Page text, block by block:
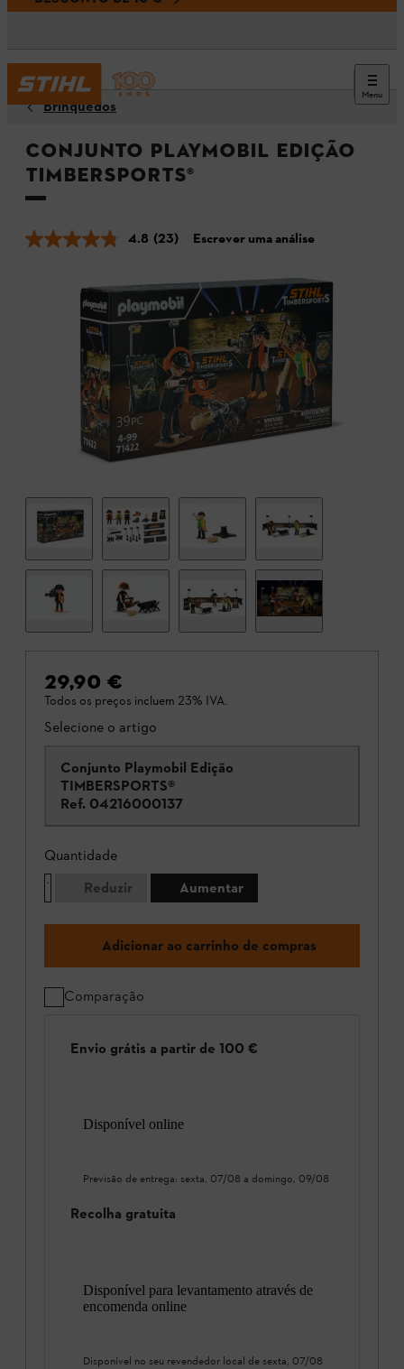
Menu
Brinquedos
Conjunto Playmobil Edição
TIMBERSPORTS®
4.8 (23) Escrever uma análise
29,90 €
Todos os preços incluem 23% IVA.
Selecione o artigo
Conjunto Playmobil Edição
TIMBERSPORTS®
Ref. 04216000137
Quantidade
Reduzir
Aumentar
Adicionar ao carrinho de compras
Comparação
Envio grátis a partir de 100 €
Disponível online
Previsão de entrega: sexta, 07/08 a domingo, 09/08
Recolha gratuita
Disponível para levantamento através de
encomenda online
Disponível no seu revendedor local de sexta, 07/08